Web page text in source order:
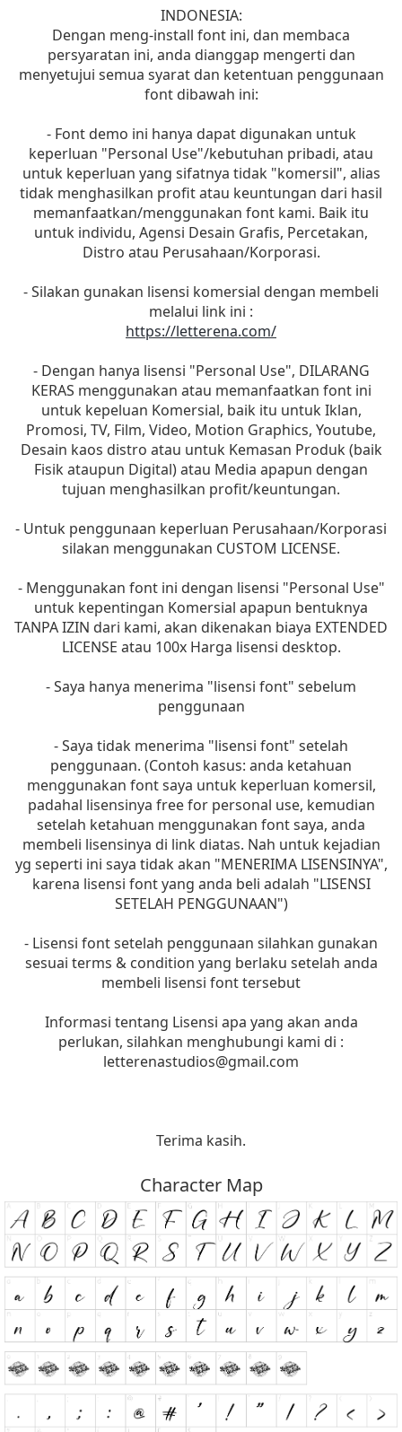
INDONESIA:
Dengan meng-install font ini, dan membaca
persyaratan ini, anda dianggap mengerti dan
menyetujui semua syarat dan ketentuan penggunaan
font dibawah ini:
- Font demo ini hanya dapat digunakan untuk
keperluan "Personal Use"/kebutuhan pribadi, atau
untuk keperluan yang sifatnya tidak "komersil", alias
tidak menghasilkan profit atau keuntungan dari hasil
memanfaatkan/menggunakan font kami. Baik itu
untuk individu, Agensi Desain Grafis, Percetakan,
Distro atau Perusahaan/Korporasi.
- Silakan gunakan lisensi komersial dengan membeli
melalui link ini :
https://letterena.com/
- Dengan hanya lisensi "Personal Use", DILARANG
KERAS menggunakan atau memanfaatkan font ini
untuk kepeluan Komersial, baik itu untuk Iklan,
Promosi, TV, Film, Video, Motion Graphics, Youtube,
Desain kaos distro atau untuk Kemasan Produk (baik
Fisik ataupun Digital) atau Media apapun dengan
tujuan menghasilkan profit/keuntungan.
- Untuk penggunaan keperluan Perusahaan/Korporasi
silakan menggunakan CUSTOM LICENSE.
- Menggunakan font ini dengan lisensi "Personal Use"
untuk kepentingan Komersial apapun bentuknya
TANPA IZIN dari kami, akan dikenakan biaya EXTENDED
LICENSE atau 100x Harga lisensi desktop.
- Saya hanya menerima "lisensi font" sebelum
penggunaan
- Saya tidak menerima "lisensi font" setelah
penggunaan. (Contoh kasus: anda ketahuan
menggunakan font saya untuk keperluan komersil,
padahal lisensinya free for personal use, kemudian
setelah ketahuan menggunakan font saya, anda
membeli lisensinya di link diatas. Nah untuk kejadian
yg seperti ini saya tidak akan "MENERIMA LISENSINYA",
karena lisensi font yang anda beli adalah "LISENSI
SETELAH PENGGUNAAN")
- Lisensi font setelah penggunaan silahkan gunakan
sesuai terms & condition yang berlaku setelah anda
membeli lisensi font tersebut
Informasi tentang Lisensi apa yang akan anda
perlukan, silahkan menghubungi kami di :
letterenastudios@gmail.com
Terima kasih.
Character Map